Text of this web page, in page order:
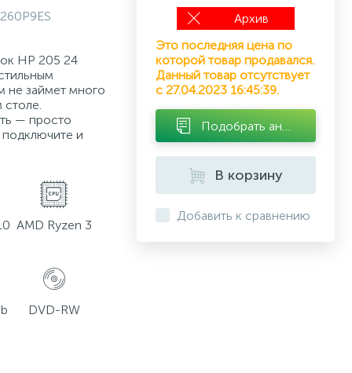
260P9ES
HP 205 24
не займет много
— просто
подключите и
AMD Ryzen 3
DVD-RW
Архив
Это последняя цена по
которой товар продавался.
Данный товар отсутствует
с 27.04.2023 16:45:39.
В корзину
Добавить к сравнению